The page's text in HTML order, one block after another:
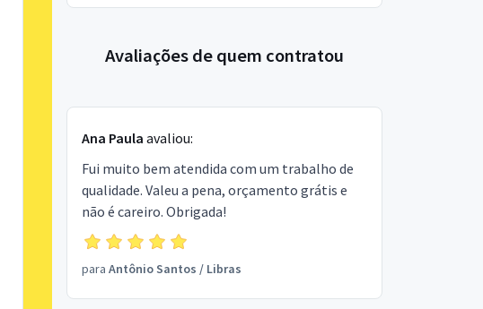
Avaliações de quem contratou
Ana Paula avaliou:
Fui muito bem atendida com um trabalho de
qualidade. Valeu a pena, orçamento grátis e
não é careiro. Obrigada!
para Antônio Santos / Libras